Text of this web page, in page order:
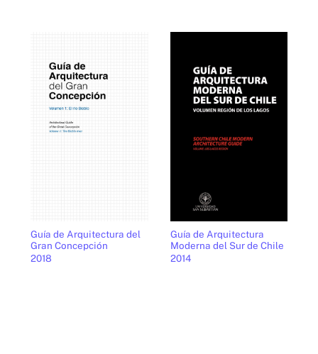
Guía de Arquitectura del
Gran Concepción
2018
Guía de Arquitectura
Moderna del Sur de Chile
2014